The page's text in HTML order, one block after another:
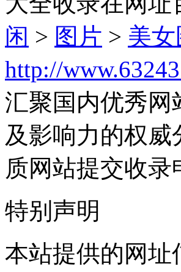
闲 > 图片 > 美
http://
汇聚国内优秀网
及影响力的权
质网站提交收录
特别声明
本站提供的网址